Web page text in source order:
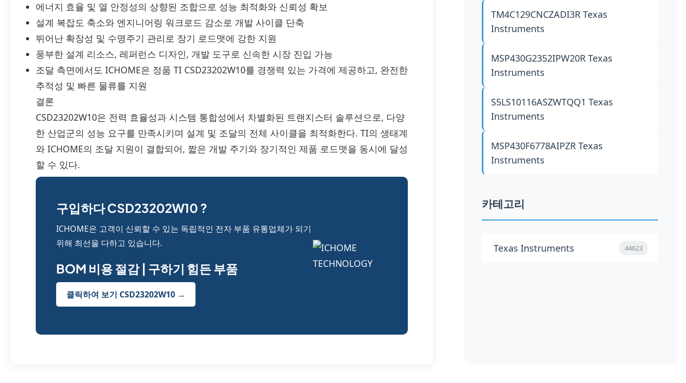
에너지 효율 및 열 안정성의 상향된 조합으로 성능 최적화와 신뢰성 확보
설계 복잡도 축소와 엔지니어링 워크로드 감소로 개발 사이클 단축
뛰어난 확장성 및 수명주기 관리로 장기 로드맷에 강한 지원
풍부한 설계 리소스, 레퍼런스 디자인, 개발 도구로 신속한 시장 진입 가능
조달 측면에서도 ICHOME은 정품 TI CSD23202W10를 경쟁력 있는 가격에 제공하고, 완전한
추적성 및 빠른 물류를 지원
결론
CSD23202W10은 전력 효율성과 시스템 통합성에서 차별화된 트랜지스터 솔루션으로, 다양
한 산업군의 성능 요구를 만족시키며 설계 및 조달의 전체 사이클을 최적화한다. TI의 생태계
와 ICHOME의 조달 지원이 결합되어, 짧은 개발 주기와 장기적인 제품 로드맷을 동시에 달성
할 수 있다.
구입하다 CSD23202W10 ?
ICHOME은 고객이 신뢰할 수 있는 독립적인 전자 부품 유통업체가 되기
위해 최선을 다하고 있습니다.
BOM 비용 절감 | 구하기 힘든 부품
클릭하여 보기 CSD23202W10 →
TM4C129CNCZADI3RTexas
Instruments
MSP430G2352IPW20RTexas
Instruments
S5LS10116ASZWTQQ1Texas
Instruments
MSP430F6778AIPZRTexas
Instruments
카테고리
Texas Instruments 44623